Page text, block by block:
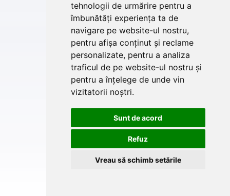
tehnologii de urmărire pentru a
îmbunătăți experiența ta de
navigare pe website-ul nostru,
pentru afișa conținut și reclame
personalizate, pentru a analiza
traficul de pe website-ul nostru și
pentru a înțelege de unde vin
vizitatorii noștri.
Sunt de acord
Refuz
Vreau să schimb setările